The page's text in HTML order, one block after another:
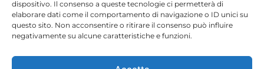
dispositivo. Il consenso a queste tecnologie ci permetterà di
elaborare dati come il comportamento di navigazione o ID unici su
questo sito. Non acconsentire o ritirare il consenso può influire
negativamente su alcune caratteristiche e funzioni.